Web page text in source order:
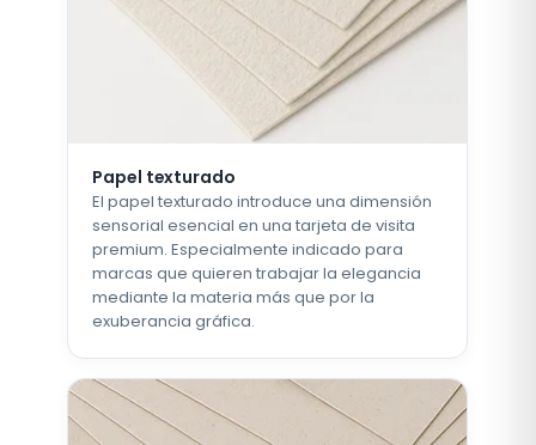
Papel texturado
El papel texturado introduce una dimensión
sensorial esencial en una tarjeta de visita
premium. Especialmente indicado para
marcas que quieren trabajar la elegancia
mediante la materia más que por la
exuberancia gráfica.